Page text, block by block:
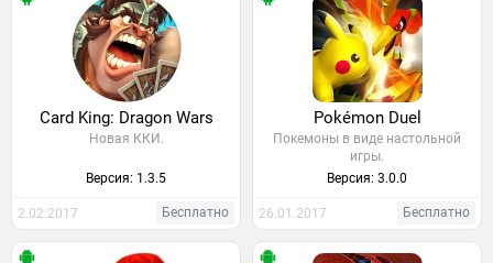
Card King: Dragon Wars
Новая ККИ.
Версия: 1.3.5
2.02.2017 Бесплатно
Pokémon Duel
Покемоны в виде настольной
игры.
Версия: 3.0.0
26.01.2017 Бесплатно